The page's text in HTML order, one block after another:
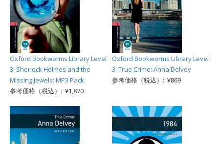
Oxford Bookworms Library Level
3: Sherlock Holmes and the
Missing Jewels: MP3 Pack
参考価格（税込）: ¥1,870
Oxford Bookworms Library Level
3: True Crime: Anna Delvey
参考価格（税込）: ¥869